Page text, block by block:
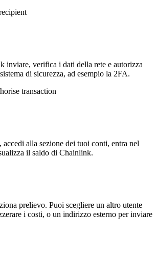
inviare, verifica i dati della rete e autorizza
di sicurezza, ad esempio la 2FA.
alla sezione dei tuoi conti, entra nel
il saldo di Chainlink.
prelievo. Puoi scegliere un altro utente
i costi, o un indirizzo esterno per inviare